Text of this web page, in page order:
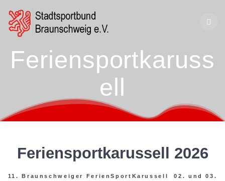
Feriensportkaruss
ell
Feriensportkarussell 2026
11. Braunschweiger FerienSportKarussell 02. und 03.